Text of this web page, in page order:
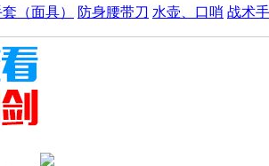
（面具） 防身腰带刀 水壶、口哨 战术